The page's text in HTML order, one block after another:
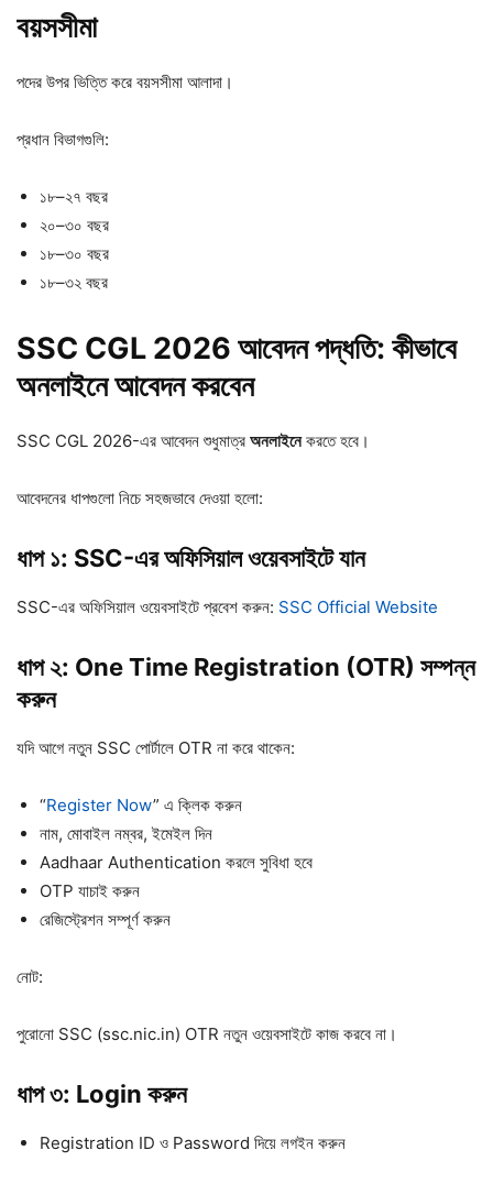
বয়সসীমা
পদের উপর ভিত্তি করে বয়সসীমা আলাদা।
প্রধান বিভাগগুলি:
১৮–২৭ বছর
২০–৩০ বছর
১৮–৩০ বছর
১৮–৩২ বছর
SSC CGL 2026 আবেদন পদ্ধতি: কীভাবে
অনলাইনে আবেদন করবেন
SSC CGL 2026-এর আবেদন শুধুমাত্র অনলাইনেকরতে হবে।
আবেদনের ধাপগুলো নিচে সহজভাবে দেওয়া হলো:
ধাপ ১: SSC-এর অফিসিয়াল ওয়েবসাইটে যান
SSC-এর অফিসিয়াল ওয়েবসাইটে প্রবেশ করুন: SSC Official Website
ধাপ ২: One Time Registration (OTR) সম্পন্ন
করুন
যদি আগে নতুন SSC পোর্টালে OTR না করে থাকেন:
“Register Now” এ ক্লিক করুন
নাম, মোবাইল নম্বর, ইমেইল দিন
Aadhaar Authentication করলে সুবিধা হবে
OTP যাচাই করুন
রেজিস্ট্রেশন সম্পূর্ণ করুন
নোট:
পুরোনো SSC (ssc.nic.in) OTR নতুন ওয়েবসাইটে কাজ করবে না।
ধাপ ৩: Login করুন
Registration ID ও Password দিয়ে লগইন করুন